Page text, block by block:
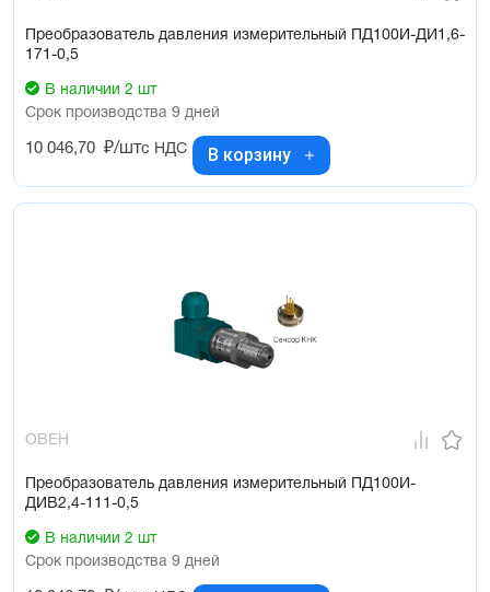
Преобразователь давления измерительный ПД100И-ДИ1,6-
171-0,5
В наличии 2 шт
Срок производства 9 дней
10 046,70 ₽/штс НДС В корзину
ОВЕН
Преобразователь давления измерительный ПД100И-
ДИВ2,4-111-0,5
В наличии 2 шт
Срок производства 9 дней